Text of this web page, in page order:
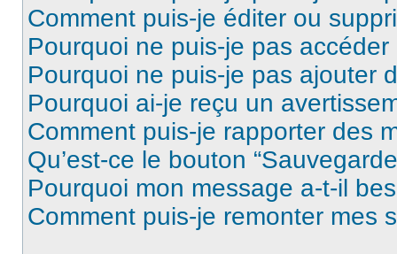
Comment puis-je éditer ou
Pourquoi ne puis-je pas
Pourquoi ne puis-je pas ajouter
Pourquoi ai-je reçu un
Comment puis-je rapporter des
Qu’est-ce le bouton
Pourquoi mon message a-t-il
Comment puis-je remonter mes